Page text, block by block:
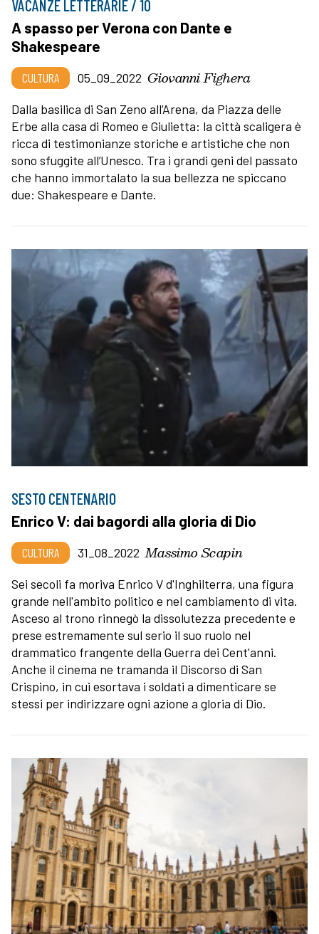
VACANZE LETTERARIE / 10
A spasso per Verona con Dante e
Shakespeare
CULTURA 05_09_2022 Giovanni Fighera
Dalla basilica di San Zeno all’Arena, da Piazza delle
Erbe alla casa di Romeo e Giulietta: la città scaligera è
ricca di testimonianze storiche e artistiche che non
sono sfuggite all’Unesco. Tra i grandi geni del passato
che hanno immortalato la sua bellezza ne spiccano
due: Shakespeare e Dante.
SESTO CENTENARIO
Enrico V: dai bagordi alla gloria di Dio
CULTURA 31_08_2022 Massimo Scapin
Sei secoli fa moriva Enrico V d'Inghilterra, una figura
grande nell'ambito politico e nel cambiamento di vita.
Asceso al trono rinnegò la dissolutezza precedente e
prese estremamente sul serio il suo ruolo nel
drammatico frangente della Guerra dei Cent'anni.
Anche il cinema ne tramanda il Discorso di San
Crispino, in cui esortava i soldati a dimenticare se
stessi per indirizzare ogni azione a gloria di Dio.